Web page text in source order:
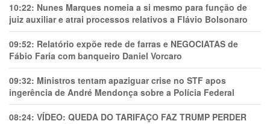
10:22: Nunes Marques nomeia a si mesmo para função de
juiz auxiliar e atrai processos relativos a Flávio Bolsonaro
09:52: Relatório expõe rede de farras e NEGOCIATAS de
Fábio Faria com banqueiro Daniel Vorcaro
09:32: Ministros tentam apaziguar crise no STF apos
ingerência de André Mendonça sobre a Polícia Federal
08:24: VÍDEO: QUEDA DO TARIFAÇO FAZ TRUMP PERDER